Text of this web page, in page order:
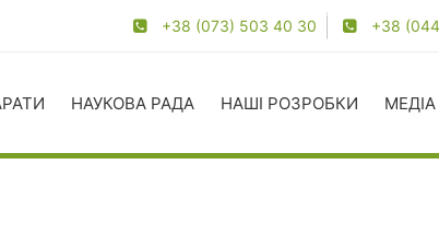
+38 (073) 503 40 30 +38
НАУКОВА РАДА НАШІ РОЗРОБКИ МЕДІА